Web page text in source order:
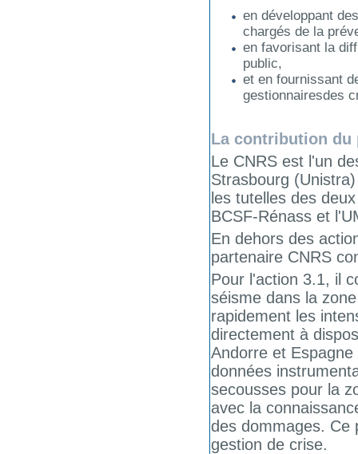
en développant
chargés de la
en favorisant la
public,
et en fournissant
gestionnairesdes
La contribution du
Le CNRS est l'un
Strasbourg
les tutelles des
BCSF-Rénass et
En dehors des
partenaire CNRS
Pour l'action 3.1, il
séisme dans la
rapidement les
directement à
Andorre et
données
secousses pour la
avec la
des dommages. Ce
gestion de crise.